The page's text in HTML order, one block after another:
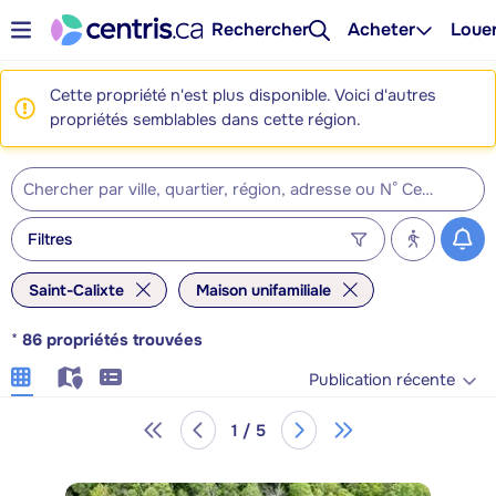
Rechercher Acheter
Cette propriété n'est plus disponible. Voici d'autres
propriétés semblables dans cette région.
Filtres
Saint-Calixte Maison unifamiliale
* 86 propriétés trouvées
Publication récente
1 / 5